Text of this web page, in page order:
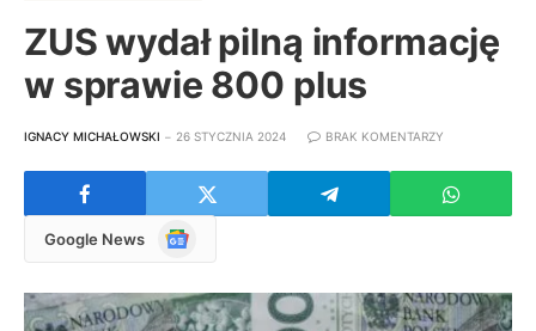
ZUS wydał pilną informację
w sprawie 800 plus
IGNACY MICHAŁOWSKI 26 STYCZNIA 2024 BRAK KOMENTARZY
Google News
Google